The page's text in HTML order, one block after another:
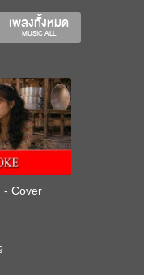
เพลงทั้งหมด
MUSIC ALL
- Cover